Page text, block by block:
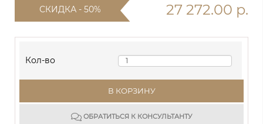
СКИДКА - 50% 27 272.00 р.
Кол-во
В КОРЗИНУ
ОБРАТИТЬСЯ К КОНСУЛЬТАНТУ